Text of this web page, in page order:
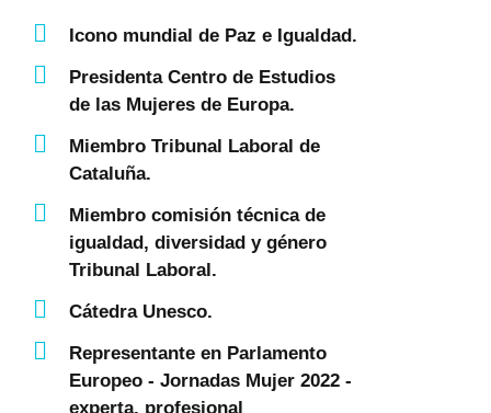
Icono mundial de Paz e Igualdad.
Presidenta Centro de Estudios
de las Mujeres de Europa.
Miembro Tribunal Laboral de
Cataluña.
Miembro comisión técnica de
igualdad, diversidad y género
Tribunal Laboral.
Cátedra Unesco.
Representante en Parlamento
Europeo - Jornadas Mujer 2022 -
experta, profesional